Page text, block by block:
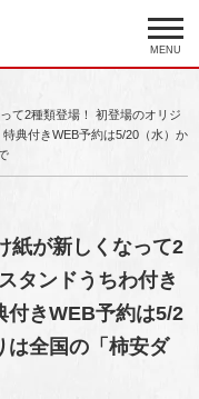
MENU
て2種類登場！ 初登場のオリジ
典付きWEB予約は5/20（水）か
紙が新しくなって2
タンドうちわ付き
付きWEB予約は5/2
は全国の「柿安ダ